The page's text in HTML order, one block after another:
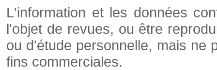
L'information et les données
l'objet de revues, ou être
ou d'étude personnelle, mais ne
fins commerciales.